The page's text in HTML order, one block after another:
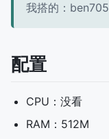
我搭的：
配置
CPU：没看
RAM：512M